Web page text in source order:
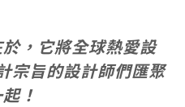
，它將全球熱愛設
宗旨的設計師們匯聚
！